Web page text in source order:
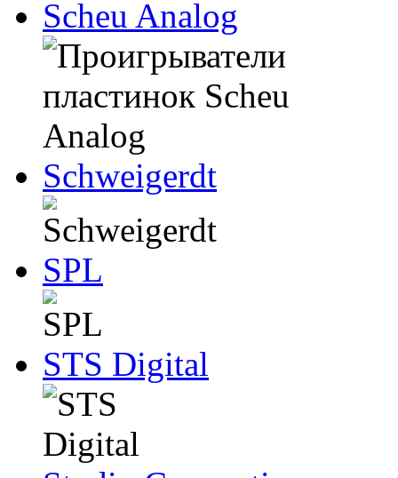
Scheu Analog
Schweigerdt
SPL
STS Digital